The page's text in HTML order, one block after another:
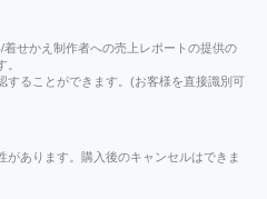
せかえ制作者への売上レポートの提供の
することができます。(お客様を直接識別可
あります。購入後のキャンセルはできま